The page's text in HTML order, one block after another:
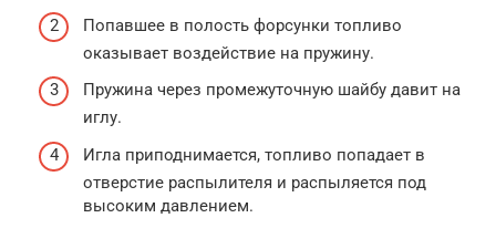
Попавшее в полость форсунки топливо
оказывает воздействие на пружину.
Пружина через промежуточную шайбу давит на
иглу.
Игла приподнимается, топливо попадает в
отверстие распылителя и распыляется под
высоким давлением.